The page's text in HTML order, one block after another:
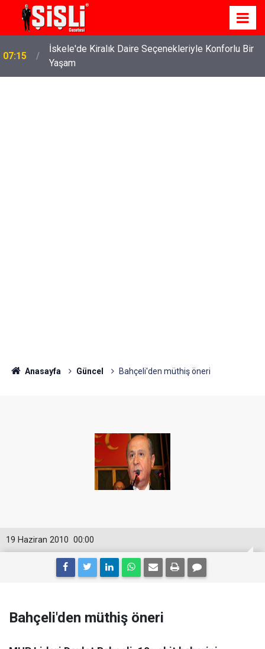
07:15
İskele'de Kiralık Daire Seçenekleriyle Konforlu Bir
Yaşam
Anasayfa Güncel Bahçeli'den müthiş öneri
00:00
19 Haziran 2010
Bahçeli'den müthiş öneri